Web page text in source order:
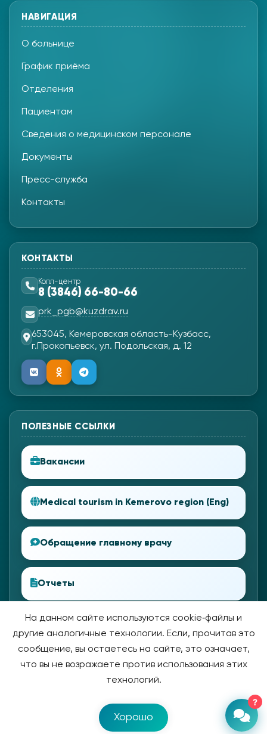
НАВИГАЦИЯ
О больнице
График приёма
Отделения
Пациентам
Сведения о медицинском персонале
Документы
Пресс-служба
Контакты
КОНТАКТЫ
Колл-центр
8 (3846) 66-80-66
prk_pgb@kuzdrav.ru
653045, Кемеровская область-Кузбасс,
г.Прокопьевск, ул. Подольская, д. 12
ПОЛЕЗНЫЕ ССЫЛКИ
Вакансии
Medical tourism in Kemerovo region (Eng)
Обращение главному врачу
Отчеты
© 2026 Прокопьевская Городская Больница.
Разработка
сайта
На данном сайте используются cookie‑файлы и
другие аналогичные технологии. Если, прочитав это
сообщение, вы остаетесь на сайте, это означает,
что вы не возражаете против использования этих
технологий.
Хорошо
?